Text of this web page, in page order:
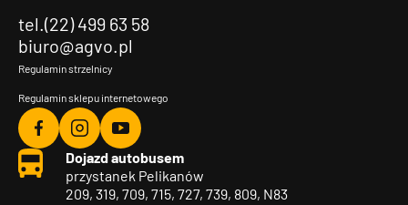
tel.(22) 499 63 58
biuro@agvo.pl
Regulamin strzelnicy
Regulamin sklepu internetowego
Agvo
Facebook
Agvo
Instagram
Agvo
YouTube
Dojazd autobusem
przystanek Pelikanów
209, 319, 709, 715, 727, 739, 809, N83